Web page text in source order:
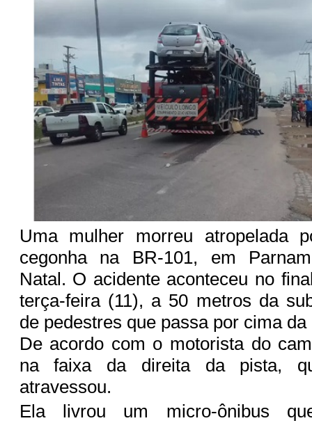
Uma mulher morreu atropelada
cegonha na BR-101, em
Natal. O acidente aconteceu no
terça-feira (11), a 50 metros da
de pedestres que passa por cima
De acordo com o motorista do
na faixa da direita da pista,
atravessou.
Ela livrou um micro-ônibus